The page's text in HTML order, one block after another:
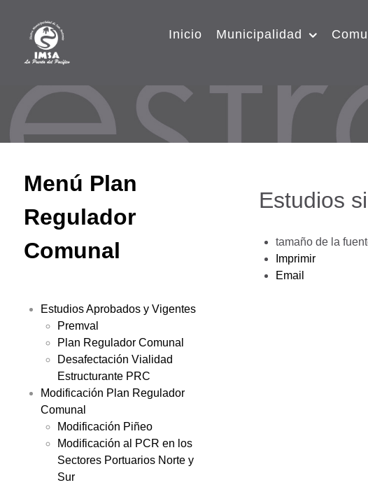
Inicio Municipalidad
Menú Plan
Regulador
Comunal
Estudios Aprobados y Vigentes
Premval
Plan Regulador Comunal
Desafectación Vialidad
Estructurante PRC
Modificación Plan Regulador
Comunal
Modificación Piñeo
Modificación al PCR en los
Sectores Portuarios Norte y
Sur
Estudios
tamaño de la
Imprimir
Email